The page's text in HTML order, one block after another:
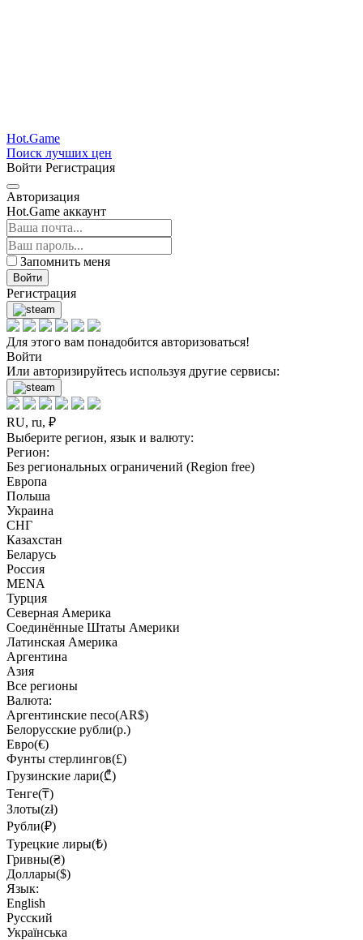
Hot.Game
Поиск лучших цен
Войти Регистрация
Авторизация
Hot.Game аккаунт
Запомнить меня
Войти
Регистрация
Для этого вам понадобится авторизоваться!
Войти
Или авторизируйтесь используя другие сервисы:
RU, ru, ₽
Выберите регион, язык и валюту:
Регион:
Без региональных ограничений (Region free)
Европа
Польша
Украина
СНГ
Казахстан
Беларусь
Россия
MENA
Турция
Северная Америка
Соединённые Штаты Америки
Латинская Америка
Аргентина
Азия
Все регионы
Валюта:
Аргентинские песо(AR$)
Белорусские рубли(р.)
Евро(€)
Фунты стерлингов(£)
Грузинские лари(₾)
Тенге(₸)
Злоты(zł)
Рубли(₽)
Турецкие лиры(₺)
Гривны(₴)
Доллары($)
Язык:
English
Русский
Українська